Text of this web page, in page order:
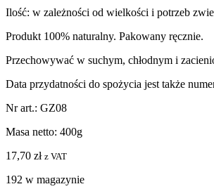
Ilość: w zależności od wielkości i potrzeb
Produkt 100% naturalny. Pakowany ręcznie.
Przechowywać w suchym, chłodnym i
Data przydatności do spożycia jest także
Nr art.: GZ08
Masa netto: 400g
17,70 zł z VAT
192 w magazynie